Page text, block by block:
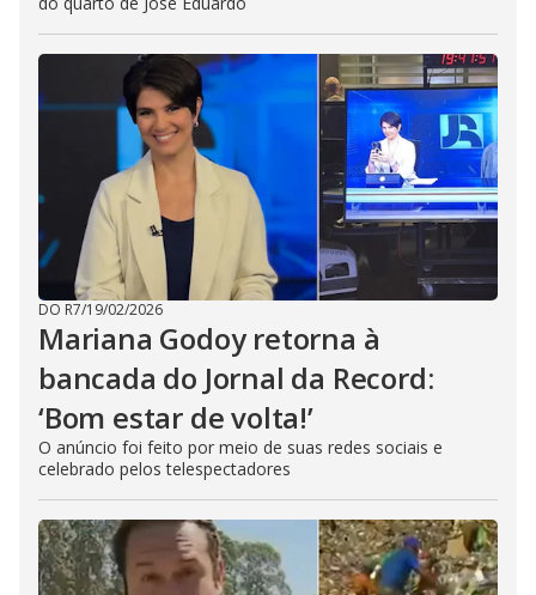
DO R7/19/02/2026
Mariana Godoy retorna à
bancada do Jornal da Record:
‘Bom estar de volta!’
O anúncio foi feito por meio de suas redes sociais e
celebrado pelos telespectadores